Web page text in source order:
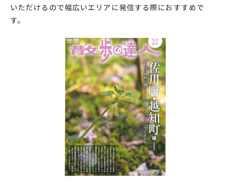
いただけるので幅広いエリアに発信する際におすすめで
す。